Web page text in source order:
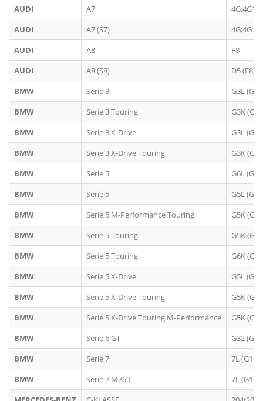
AUDI
A7
4G;4G1
AUDI
A7 (S7)
4G;4G1
AUDI
A8
F8
AUDI
A8 (S8)
D5 (F8)
BMW
Serie 3
G3L
BMW
Serie 3 Touring
G3K
BMW
Serie 3 X-Drive
G3L
BMW
Serie 3 X-Drive Touring
G3K
BMW
Serie 5
G6L
BMW
Serie 5
G5L
BMW
Serie 5 M-Performance Touring
G5K
BMW
Serie 5 Touring
G5K
BMW
Serie 5 Touring
G6K
BMW
Serie 5 X-Drive
G5L
BMW
Serie 5 X-Drive Touring
G5K
BMW
Serie 5 X-Drive Touring M-Performance
G5K
BMW
Serie 6 GT
G32
BMW
Serie 7
7L
BMW
Serie 7 M760
7L